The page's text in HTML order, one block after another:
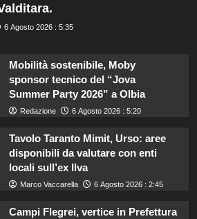
6 Agosto 2026 : 5:35
Mobilità sostenibile, Moby
sponsor tecnico del “Jova
Summer Party 2026” a Olbia
Redazione 6 Agosto 2026 : 5:20
Tavolo Taranto Mimit, Urso: aree
disponibili da valutare con enti
locali sull’ex Ilva
Marco Vaccarella 6 Agosto 2026 : 2:45
Campi Flegrei, vertice in Prefettura